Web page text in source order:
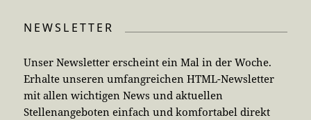
NEWSLETTER
Unser Newsletter erscheint ein Mal in der Woche.
Erhalte unseren umfangreichen HTML-Newsletter
mit allen wichtigen News und aktuellen
Stellenangeboten einfach und komfortabel direkt